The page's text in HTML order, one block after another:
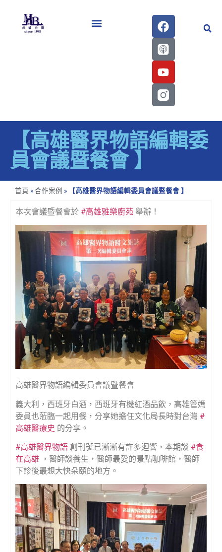
【高雄醫界物語編輯委
員會議暨餐會 】
首頁 »合作案例 » 【高雄醫界物語編輯委員會議暨餐會 】
本次會議暨餐會於 #高雄雅樂廚苑 舉辦！
高雄醫界物語編輯委員會議暨餐會
義大利，西班牙白酒，西班牙有機紅酒品飲，高雄管媽
委員也蒞臨一起用餐，分享她擔任文化局長時對台灣 #
高雄醫療史 的分享。
#高雄醫界物語 創刊號已漸漸有許多迴響，本期談 #食
在高雄 ，醫師談養生，醫師最愛的景點咖啡館，醫師
下診後最想大快朵頤的地方。